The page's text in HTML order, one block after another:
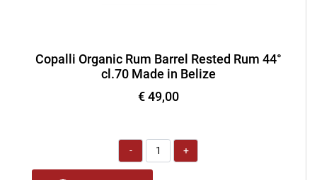
Copalli Organic Rum Barrel Rested Rum 44°
cl.70 Made in Belize
€ 49,00
Quantità